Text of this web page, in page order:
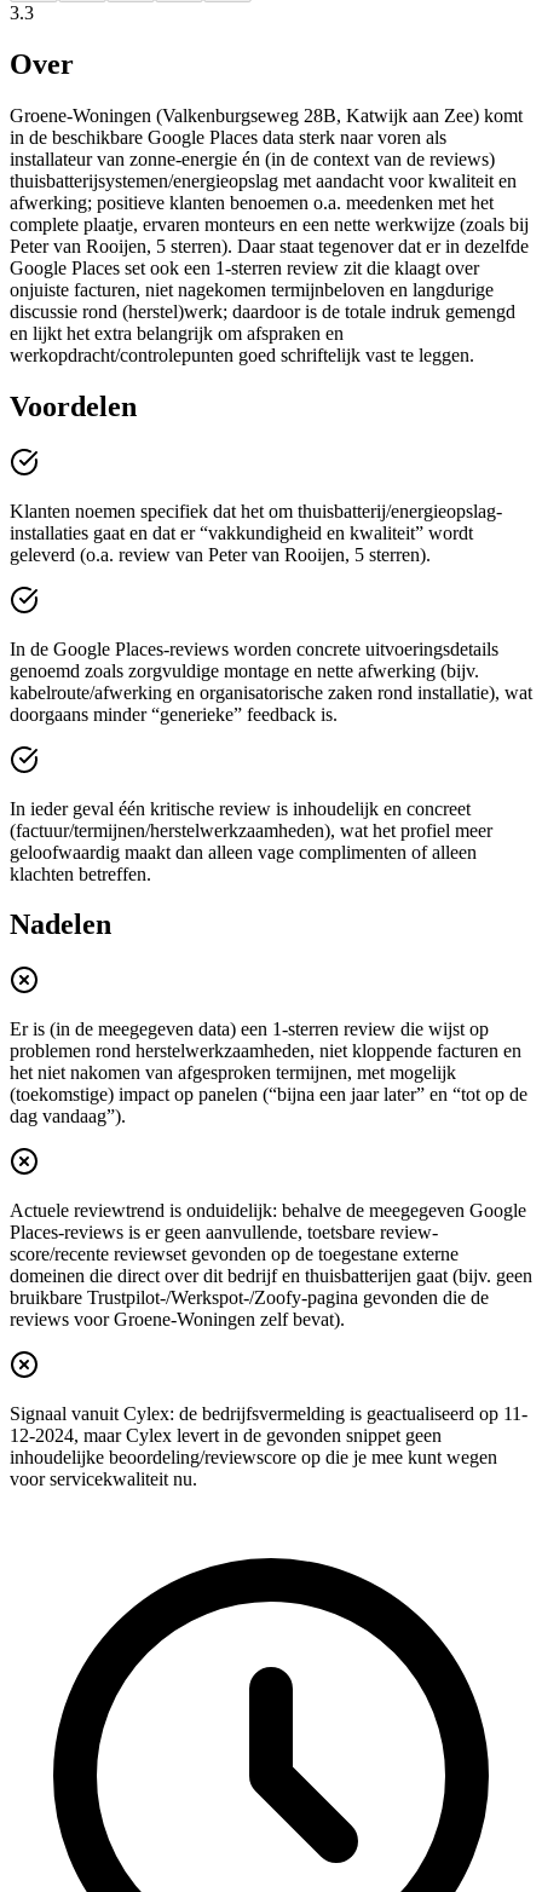
3.3
Over
Groene-Woningen (Valkenburgseweg 28B, Katwijk aan Zee) komt
in de beschikbare Google Places data sterk naar voren als
installateur van zonne-energie én (in de context van de reviews)
thuisbatterijsystemen/energieopslag met aandacht voor kwaliteit en
afwerking; positieve klanten benoemen o.a. meedenken met het
complete plaatje, ervaren monteurs en een nette werkwijze (zoals bij
Peter van Rooijen, 5 sterren). Daar staat tegenover dat er in dezelfde
Google Places set ook een 1-sterren review zit die klaagt over
onjuiste facturen, niet nagekomen termijnbeloven en langdurige
discussie rond (herstel)werk; daardoor is de totale indruk gemengd
en lijkt het extra belangrijk om afspraken en
werkopdracht/controlepunten goed schriftelijk vast te leggen.
Voordelen
Klanten noemen specifiek dat het om thuisbatterij/energieopslag-
installaties gaat en dat er “vakkundigheid en kwaliteit” wordt
geleverd (o.a. review van Peter van Rooijen, 5 sterren).
In de Google Places-reviews worden concrete uitvoeringsdetails
genoemd zoals zorgvuldige montage en nette afwerking (bijv.
kabelroute/afwerking en organisatorische zaken rond installatie), wat
doorgaans minder “generieke” feedback is.
In ieder geval één kritische review is inhoudelijk en concreet
(factuur/termijnen/herstelwerkzaamheden), wat het profiel meer
geloofwaardig maakt dan alleen vage complimenten of alleen
klachten betreffen.
Nadelen
Er is (in de meegegeven data) een 1-sterren review die wijst op
problemen rond herstelwerkzaamheden, niet kloppende facturen en
het niet nakomen van afgesproken termijnen, met mogelijk
(toekomstige) impact op panelen (“bijna een jaar later” en “tot op de
dag vandaag”).
Actuele reviewtrend is onduidelijk: behalve de meegegeven Google
Places-reviews is er geen aanvullende, toetsbare review-
score/recente reviewset gevonden op de toegestane externe
domeinen die direct over dit bedrijf en thuisbatterijen gaat (bijv. geen
bruikbare Trustpilot-/Werkspot-/Zoofy-pagina gevonden die de
reviews voor Groene-Woningen zelf bevat).
Signaal vanuit Cylex: de bedrijfsvermelding is geactualiseerd op 11-
12-2024, maar Cylex levert in de gevonden snippet geen
inhoudelijke beoordeling/reviewscore op die je mee kunt wegen
voor servicekwaliteit nu.